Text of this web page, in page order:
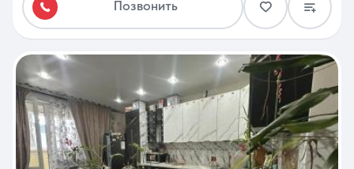
Позвонить